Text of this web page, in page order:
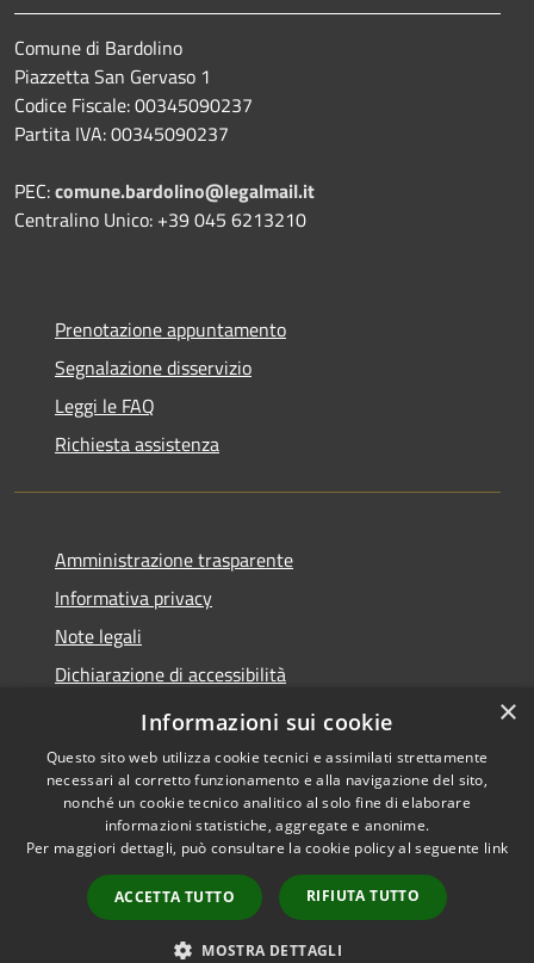
Comune di Bardolino
Piazzetta San Gervaso 1
Codice Fiscale: 00345090237
Partita IVA: 00345090237
PEC:comune.bardolino@legalmail.it
Centralino Unico: +39 045 6213210
Prenotazione appuntamento
Segnalazione disservizio
Leggi le FAQ
Richiesta assistenza
Amministrazione trasparente
Informativa privacy
Note legali
Dichiarazione di accessibilità
Link app municipium
Accessibilità
Copyright © 2026 • Comune di
Bardolino • Powered by
Municipium•
Accesso
redazione
×
Informazioni sui cookie
Questo sito web utilizza cookie tecnici e assimilati strettamente
necessari al corretto funzionamento e alla navigazione del sito,
nonché un cookie tecnico analitico al solo fine di elaborare
informazioni statistiche, aggregate e anonime.
Per maggiori dettagli, può consultare la cookie policy al seguente link
ACCETTA TUTTO RIFIUTA TUTTO
MOSTRA DETTAGLI